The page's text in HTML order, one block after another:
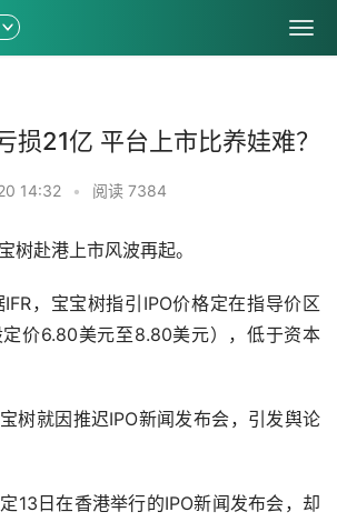
损21亿 平台上市比养娃难？
14:32 • 阅读 7384
树赴港上市风波再起。
，宝宝树指引IPO价格定在指导价区
价6.80美元至8.80美元），低于资本
树就因推迟IPO新闻发布会，引发舆论
13日在香港举行的IPO新闻发布会，却